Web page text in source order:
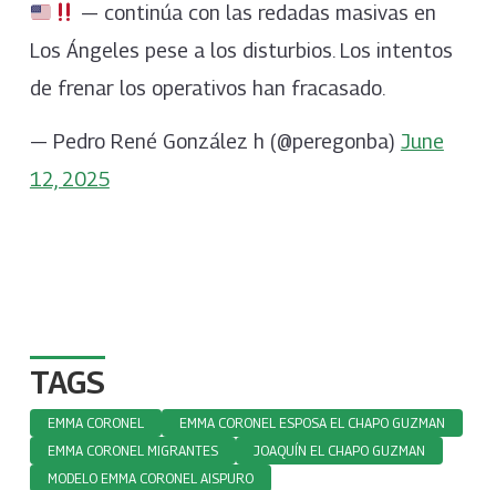
— continúa con las redadas masivas en
Los Ángeles pese a los disturbios. Los intentos
de frenar los operativos han fracasado.
— Pedro René González h (@peregonba) June
12, 2025
TAGS
EMMA CORONEL
EMMA CORONEL ESPOSA EL CHAPO GUZMAN
EMMA CORONEL MIGRANTES
JOAQUÍN EL CHAPO GUZMAN
MODELO EMMA CORONEL AISPURO